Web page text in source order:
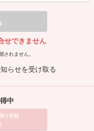
せできません
れません。
らせを受け取る
中
り依頼